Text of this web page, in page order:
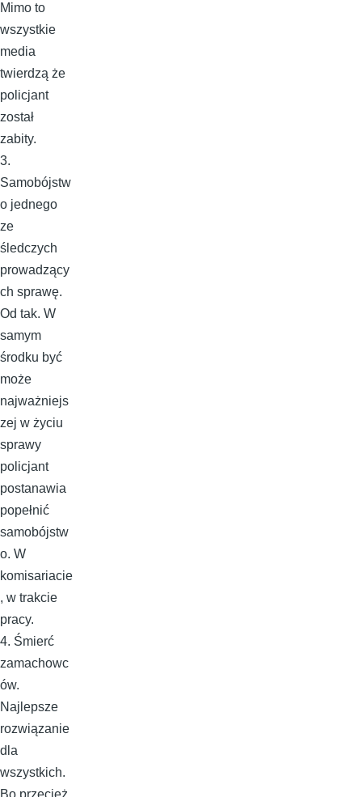
Mimo to
wszystkie
media
twierdzą że
policjant
został
zabity.
3.
Samobójstw
o jednego
ze
śledczych
prowadzący
ch sprawę.
Od tak. W
samym
środku być
może
najważniejs
zej w życiu
sprawy
policjant
postanawia
popełnić
samobójstw
o. W
komisariacie
, w trakcie
pracy.
4. Śmierć
zamachowc
ów.
Najlepsze
rozwiązanie
dla
wszystkich.